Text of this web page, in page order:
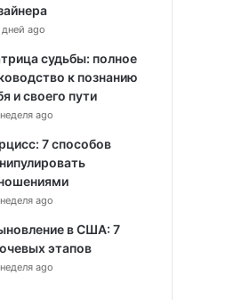
ago
судьбы: полное
к познанию
и своего пути
ago
7 способов
ago
в США: 7
этапов
ago